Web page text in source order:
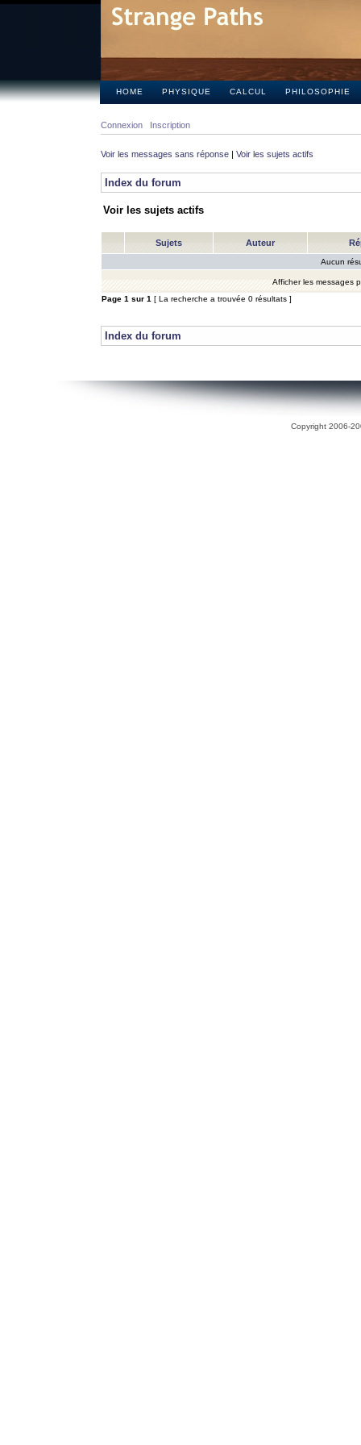
HOME PHYSIQUE CALCUL PHILOSOPHIE
Connexion Inscription
Voir les messages sans réponse | Voir les sujets actifs
Index du forum
Voir les sujets actifs
Sujets Auteur
Aucun
Afficher les messages
Page 1 sur 1 [ La recherche a trouvée 0 résultats ]
Index du forum
Copyright 2006-